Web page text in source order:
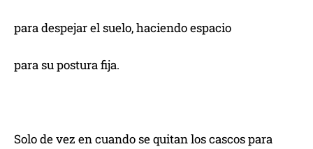
para despejar el suelo, haciendo espacio
para su postura fija.
Solo de vez en cuando se quitan los cascos para